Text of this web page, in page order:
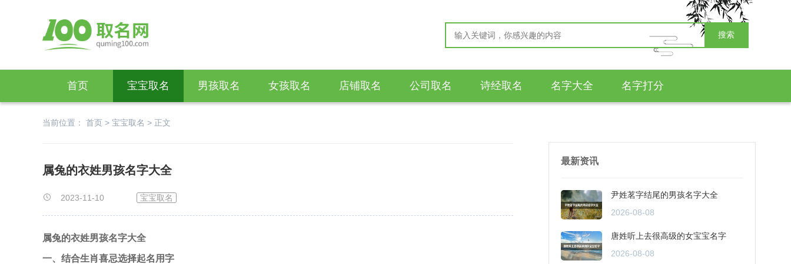
搜索
首页 宝宝取名 男孩取名 女孩取名 店铺取名 公司取名 诗经取名 名字大全 名字打分
当前位置： 首页 > 宝宝取名 > 正文
属兔的衣姓男孩名字大全
2023-11-10 宝宝取名
属兔的衣姓男孩名字大全
一、结合生肖喜忌选择起名用字
最新资讯
尹姓茗字结尾的男孩名字大全
2026-08-08
唐姓听上去很高级的女宝宝名字
2026-08-08